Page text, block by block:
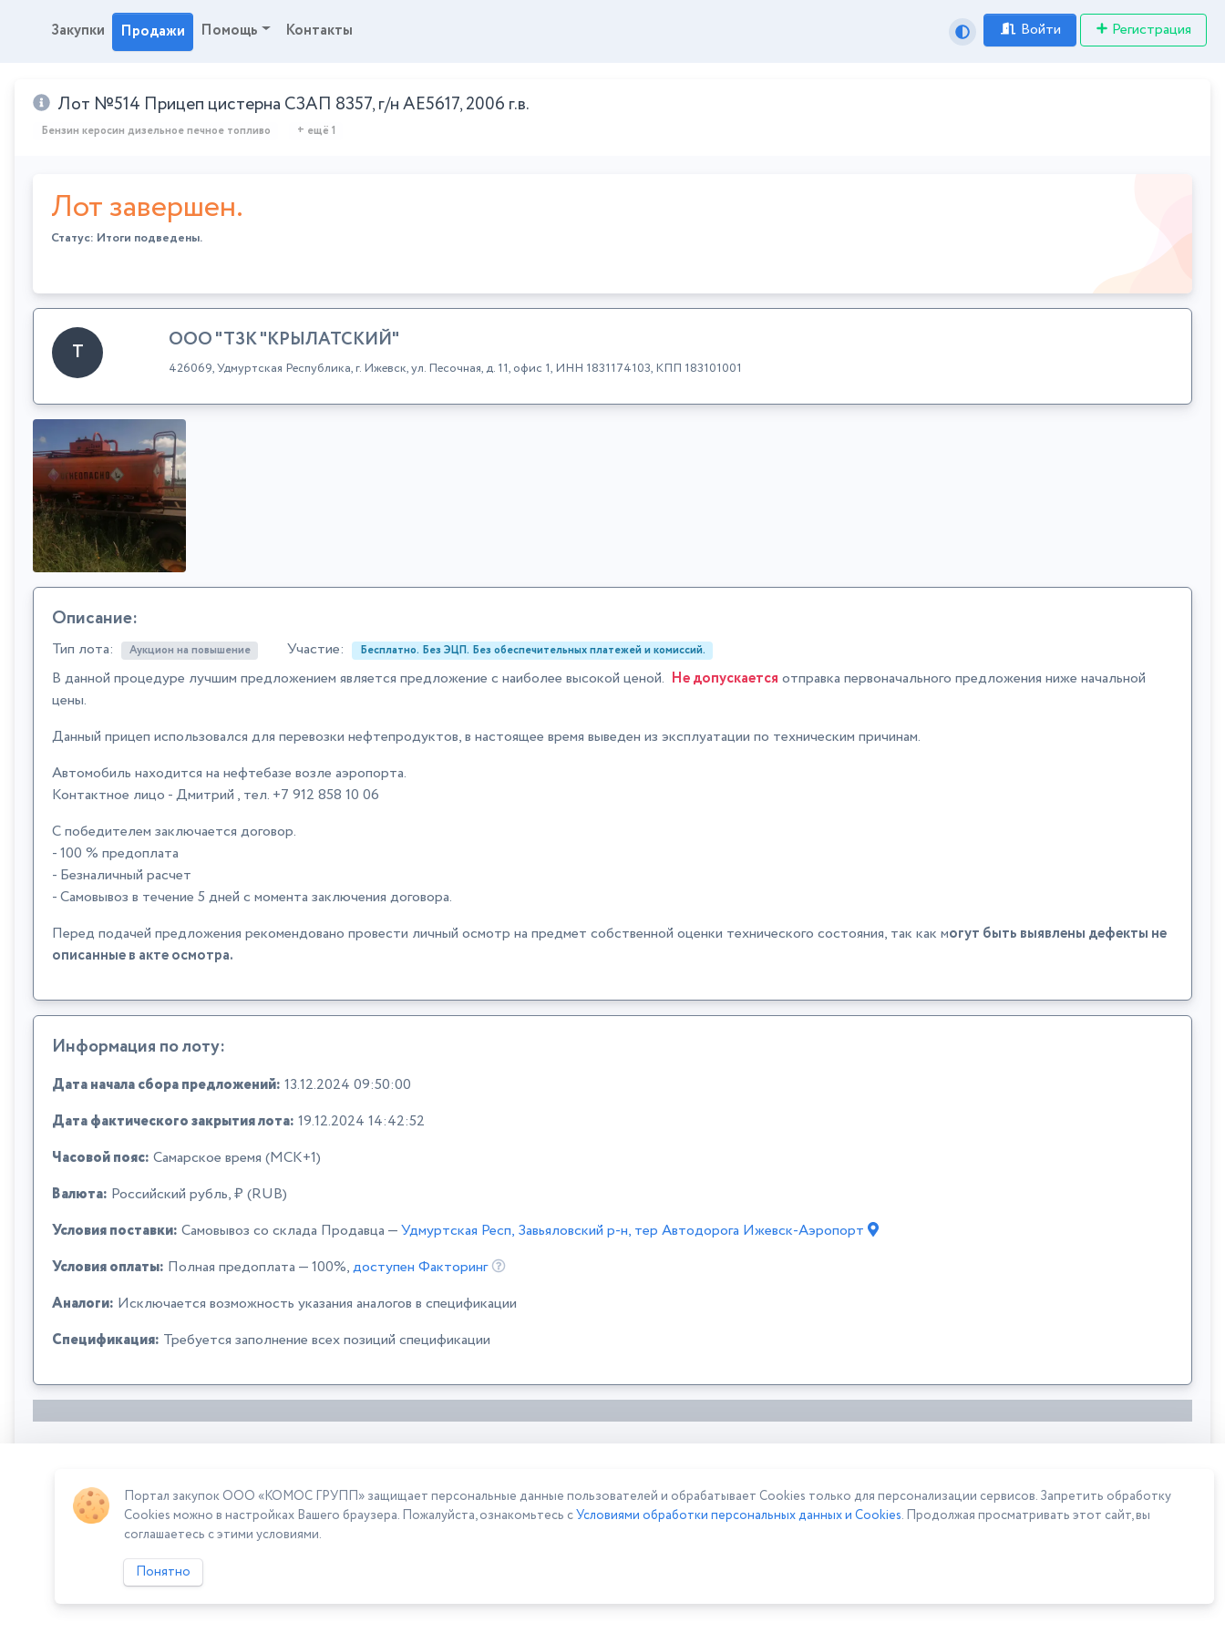
Закупки Продажи Помощь Контакты Войти Регистрация
Лот №514 Прицеп цистерна СЗАП 8357, г/н АЕ5617, 2006 г.в.
Бензин керосин дизельное печное топливо + ещё 1
Лот завершен.
Статус: Итоги подведены.
Т ООО "ТЗК "КРЫЛАТСКИЙ"
426069, Удмуртская Республика, г. Ижевск, ул. Песочная, д. 11, офис 1, ИНН 1831174103, КПП 183101001
Описание:
Тип лота: Аукцион на повышение Участие: Бесплатно. Без ЭЦП. Без обеспечительных платежей и комиссий.
В данной процедуре лучшим предложением является предложение с наиболее высокой ценой. Не допускается отправка первоначального предложения ниже начальной
цены.
Данный прицеп использовался для перевозки нефтепродуктов, в настоящее время выведен из эксплуатации по техническим причинам.
Автомобиль находится на нефтебазе возле аэропорта.
Контактное лицо - Дмитрий , тел. +7 912 858 10 06
С победителем заключается договор.
- 100 % предоплата
- Безналичный расчет
- Самовывоз в течение 5 дней с момента заключения договора.
Перед подачей предложения рекомендовано провести личный осмотр на предмет собственной оценки технического состояния, так как могут быть выявлены дефекты не
описанные в акте осмотра.
Информация по лоту:
Дата начала сбора предложений: 13.12.2024 09:50:00
Дата фактического закрытия лота: 19.12.2024 14:42:52
Часовой пояс: Самарское время (МСК+1)
Валюта: Российский рубль, ₽ (RUB)
Условия поставки: Самовывоз со склада Продавца —Удмуртская Респ, Завьяловский р-н, тер Автодорога Ижевск-Аэропорт
Условия оплаты: Полная предоплата — 100%,доступен Факторинг
Аналоги: Исключается возможность указания аналогов в спецификации
Спецификация: Требуется заполнение всех позиций спецификации
Сумма лота: 68 000,00 ₽
Портал закупок ООО «КОМОС ГРУПП» защищает персональные данные пользователей и обрабатывает Cookies только для персонализации сервисов. Запретить обработку
Cookies можно в настройках Вашего браузера. Пожалуйста, ознакомьтесь сУсловиями обработки персональных данных и Cookies. Продолжая просматривать этот сайт, вы
соглашаетесь с этими условиями.
Понятно